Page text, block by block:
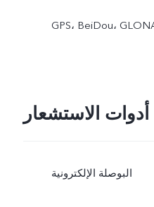
أدوات الاستشعار
البوصلة الإلكترونية